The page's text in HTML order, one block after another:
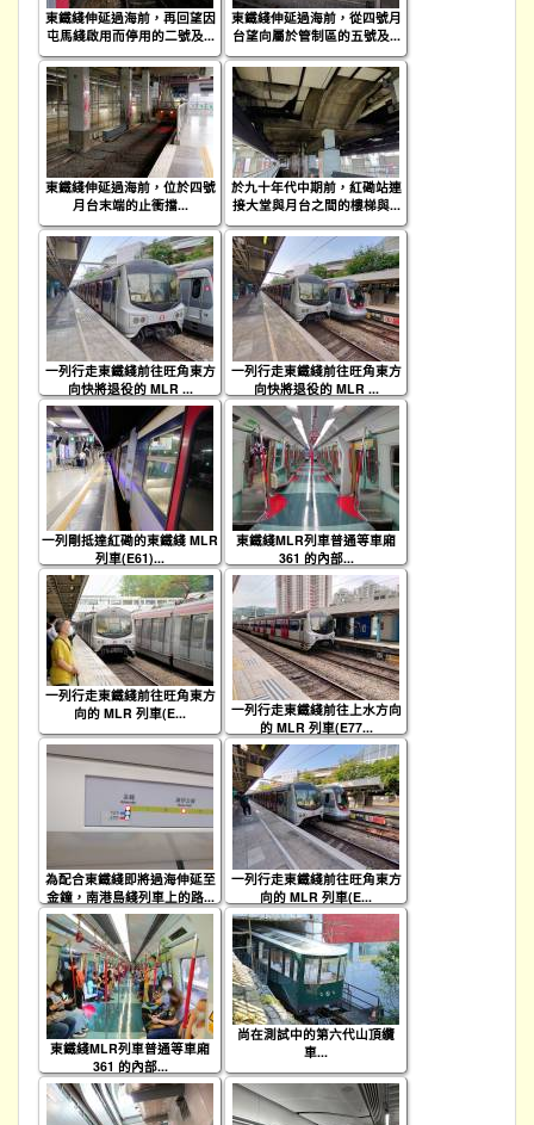
東鐵綫伸延過海前，再回望因
屯馬綫啟用而停用的二號及...
東鐵綫伸延過海前，從四號月
台望向屬於管制區的五號及...
東鐵綫伸延過海前，位於四號
月台末端的止衝擋...
於九十年代中期前，紅磡站連
接大堂與月台之間的樓梯與...
一列行走東鐵綫前往旺角東方
向快將退役的 MLR ...
一列行走東鐵綫前往旺角東方
向快將退役的 MLR ...
一列剛抵達紅磡的東鐵綫 MLR
列車(E61)...
東鐵綫MLR列車普通等車廂
361 的內部...
一列行走東鐵綫前往旺角東方
向的 MLR 列車(E...
一列行走東鐵綫前往上水方向
的 MLR 列車(E77...
為配合東鐵綫即將過海伸延至
金鐘，南港島綫列車上的路...
一列行走東鐵綫前往旺角東方
向的 MLR 列車(E...
東鐵綫MLR列車普通等車廂
361 的內部...
尚在測試中的第六代山頂纜
車...